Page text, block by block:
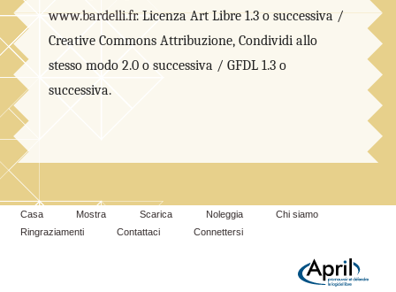
www.bardelli.fr. Licenza Art Libre 1.3 o successiva /
Creative Commons Attribuzione, Condividi allo
stesso modo 2.0 o successiva / GFDL 1.3 o
successiva.
Casa Mostra Scarica Noleggia
Chi siamo
Ringraziamenti
Contattaci Connettersi